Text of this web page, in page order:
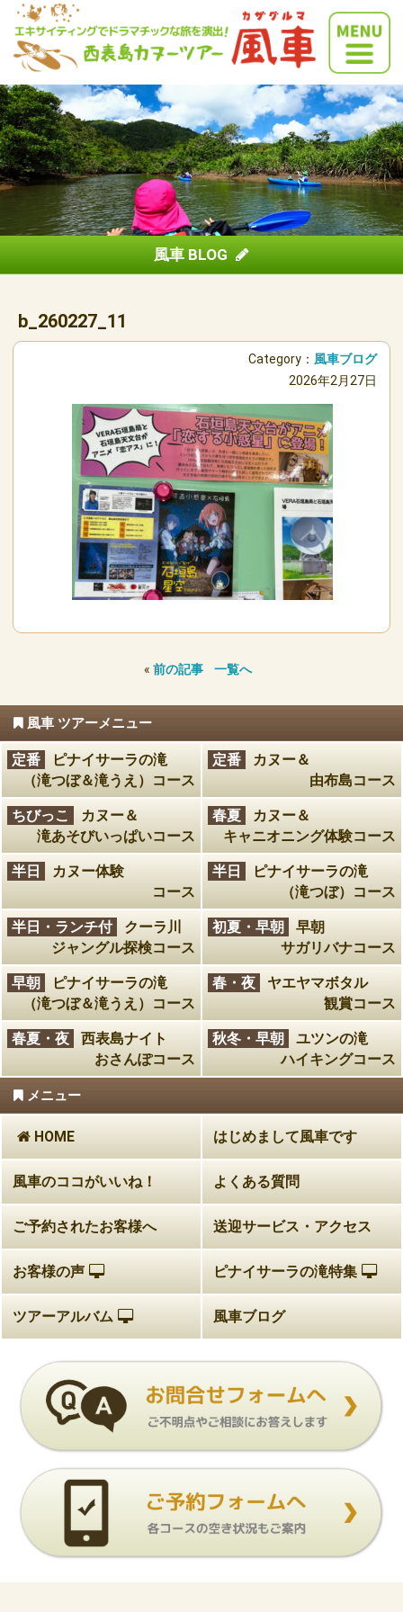
風車 BLOG
b_260227_11
Category： 風車ブログ
2026年2月27日
« 前の記事 一覧へ
風車 ツアーメニュー
定番
ピナイサーラの滝
（滝つぼ＆滝うえ）コース
定番
カヌー＆
由布島コース
ちびっこ
カヌー＆
滝あそびいっぱいコース
春夏
カヌー＆
キャニオニング体験コース
半日
カヌー体験
コース
半日
ピナイサーラの滝
（滝つぼ）コース
半日・ランチ付
クーラ川
ジャングル探検コース
初夏・早朝
早朝
サガリバナコース
早朝
ピナイサーラの滝
（滝つぼ＆滝うえ）コース
春・夜
ヤエヤマボタル
観賞コース
春夏・夜
西表島ナイト
おさんぽコース
秋冬・早朝
ユツンの滝
ハイキングコース
メニュー
HOME はじめまして風車です
風車のココがいいね！ よくある質問
ご予約されたお客様へ 送迎サービス・アクセス
お客様の声 ピナイサーラの滝特集
ツアーアルバム 風車ブログ